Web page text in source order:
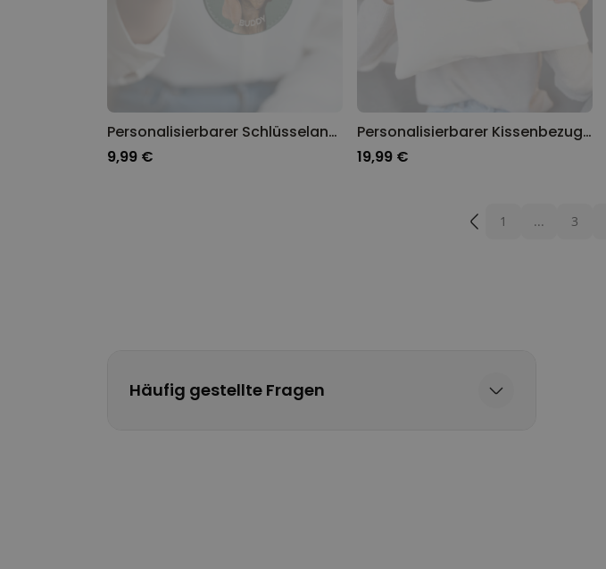
Personalisierbarer Schlüsselanhänger Rund mit deinem Haustier
9,99 €
Personalisierbarer Kissenbezug mit Monogramm
19,99 €
1 ... 3
Häufig gestellte Fragen